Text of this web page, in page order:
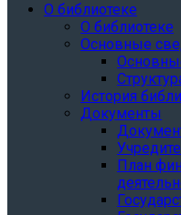
О библиотеке
О библиотеке
Основные
История
Документы
План